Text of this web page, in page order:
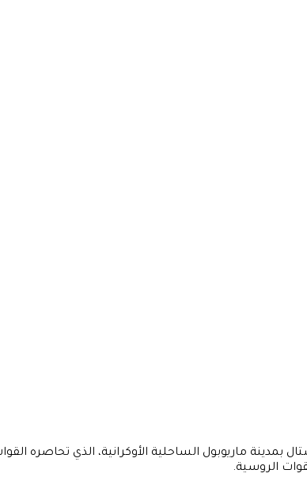
غادرت الجمعة مصنع آزوفستال بمدينة ماريوبول الساحلية الأوكرانية،